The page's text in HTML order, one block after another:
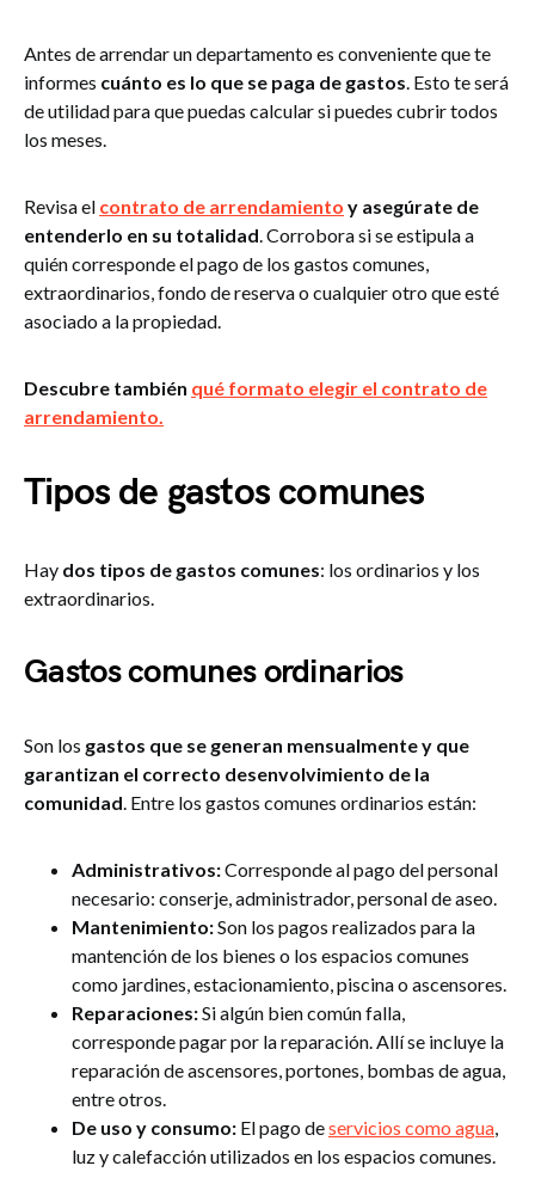
Antes de arrendar un departamento es conveniente que te
informes cuánto es lo que se paga de gastos. Esto te será
de utilidad para que puedas calcular si puedes cubrir todos
los meses.
Revisa el contrato de arrendamiento y asegúrate de
entenderlo en su totalidad. Corrobora si se estipula a
quién corresponde el pago de los gastos comunes,
extraordinarios, fondo de reserva o cualquier otro que esté
asociado a la propiedad.
Descubre también qué formato elegir el contrato de
arrendamiento.
Tipos de gastos comunes
Hay dos tipos de gastos comunes: los ordinarios y los
extraordinarios.
Gastos comunes ordinarios
Son los gastos que se generan mensualmente y que
garantizan el correcto desenvolvimiento de la
comunidad. Entre los gastos comunes ordinarios están:
Administrativos:Corresponde al pago del personal
necesario: conserje, administrador, personal de aseo.
Mantenimiento:Son los pagos realizados para la
mantención de los bienes o los espacios comunes
como jardines, estacionamiento, piscina o ascensores.
Reparaciones:Si algún bien común falla,
corresponde pagar por la reparación. Allí se incluye la
reparación de ascensores, portones, bombas de agua,
entre otros.
De uso y consumo: El pago deservicios como agua,
luz y calefacción utilizados en los espacios comunes.